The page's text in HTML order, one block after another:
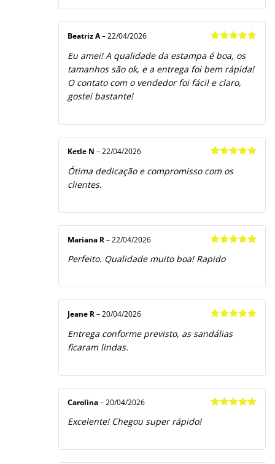
de 5
Beatriz A– 22/04/2026
Eu amei! A qualidade da estampa é boa, os
tamanhos são ok, e a entrega foi bem rápida!
O contato com o vendedor foi fácil e claro,
gostei bastante!
de 5
Ketle N – 22/04/2026
Ótima dedicação e compromisso com os
clientes.
de 5
Mariana R – 22/04/2026
Perfeito. Qualidade muito boa! Rapido
de 5
Jeane R – 20/04/2026
Entrega conforme previsto, as sandálias
ficaram lindas.
Carolina – 20/04/2026
Excelente! Chegou super rápido!